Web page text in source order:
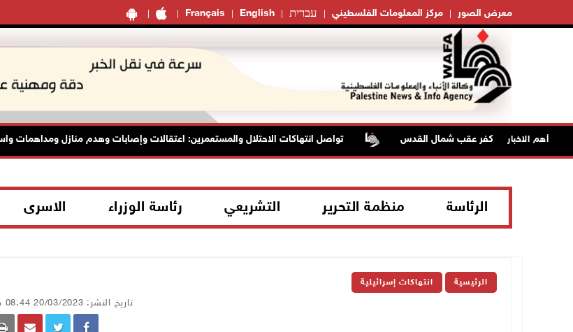
Français English עברית مركز المعلومات الفلسطيني معرض الصور
أهم الاخبار تواصل انتهاكات الاحتلال والمستعمرين: اعتقالات وإصابات وهدم منازل ومداهمات واسعة
الرئاسة منظمة التحرير التشريعي رئاسة الوزراء الاسرى
الرئيسية انتهاكات إسرائيلية
تاريخ النشر: 20/03/2023 08:44 ص